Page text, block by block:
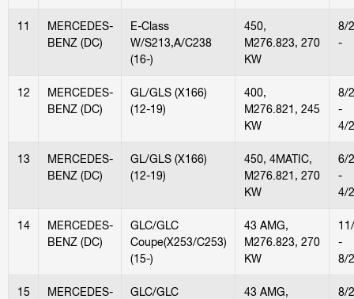
11
MERCEDES-
BENZ (DC)
E-Class
W/S213,A/C238
(16-)
450,
M276.823, 270
KW
8/
-
12
MERCEDES-
BENZ (DC)
GL/GLS (X166)
(12-19)
400,
M276.821, 245
KW
8/
-
4/
13
MERCEDES-
BENZ (DC)
GL/GLS (X166)
(12-19)
450, 4MATIC,
M276.821, 270
KW
6/
-
4/
14
MERCEDES-
BENZ (DC)
GLC/GLC
Coupe(X253/C253)
(15-)
43 AMG,
M276.823, 270
KW
-
8/
15
MERCEDES-
GLC/GLC
43 AMG,
8/